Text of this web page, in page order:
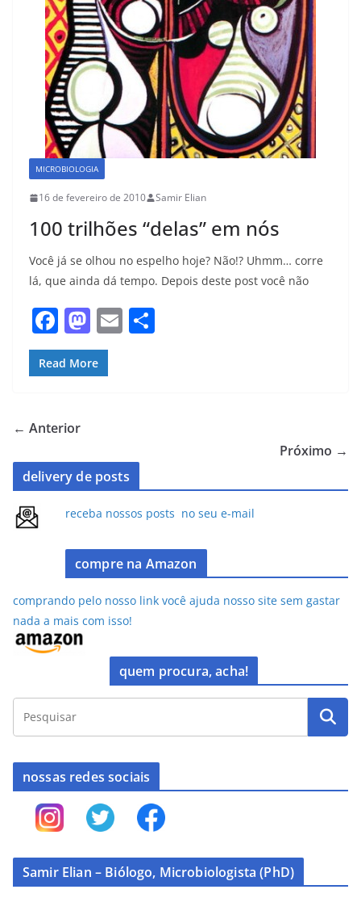
MICROBIOLOGIA
16 de fevereiro de 2010 Samir Elian
100 trilhões “delas” em nós
Você já se olhou no espelho hoje? Não!? Uhmm… corre
lá, que ainda dá tempo. Depois deste post você não
F
a
c
b
o
k
M
a
st
n
E
Read More
← Anterior
Próximo →
delivery de posts
receba nossos posts no seu e-mail
compre na Amazon
comprando pelo nosso link você ajuda nosso site sem gastar
nada a mais com isso!
quem procura, acha!
nossas redes sociais
Samir Elian – Biólogo, Microbiologista (PhD)